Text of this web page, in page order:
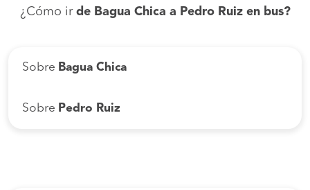
¿Cómo ir de Bagua Chica a Pedro Ruiz en bus?
Sobre Bagua Chica
Sobre Pedro Ruiz